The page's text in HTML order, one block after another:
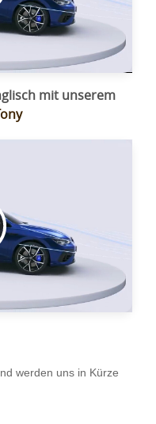
abspielen
mit unserem
abspielen
werden uns in Kürze